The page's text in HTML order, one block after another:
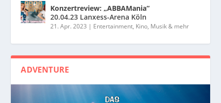
Konzertreview: „ABBAMania“
20.04.23 Lanxess-Arena Köln
21. Apr. 2023 | Entertainment, Kino, Musik & mehr
ADVENTURE